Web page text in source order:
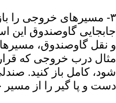
۳- مسیرهای خروجی را
جابجایی گاوصندوق این
و نقل گاوصندوق،
مثال درب خروجی که
شود، کامل باز کنید.
دست و پا گیر را از